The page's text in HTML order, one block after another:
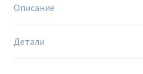
Описание
Детали